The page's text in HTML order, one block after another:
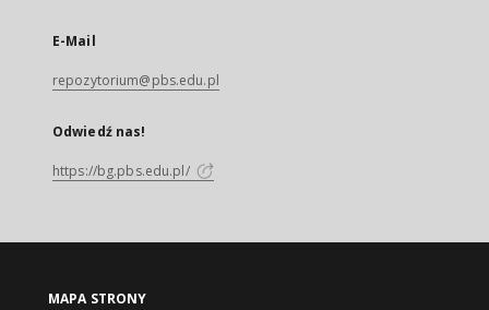
E-Mail
repozytorium@pbs.edu.pl
Odwiedź nas!
https://bg.pbs.edu.pl/
MAPA STRONY